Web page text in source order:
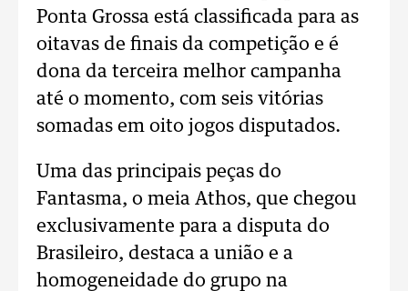
Ponta Grossa está classificada para as
oitavas de finais da competição e é
dona da terceira melhor campanha
até o momento, com seis vitórias
somadas em oito jogos disputados.
Uma das principais peças do
Fantasma, o meia Athos, que chegou
exclusivamente para a disputa do
Brasileiro, destaca a união e a
homogeneidade do grupo na